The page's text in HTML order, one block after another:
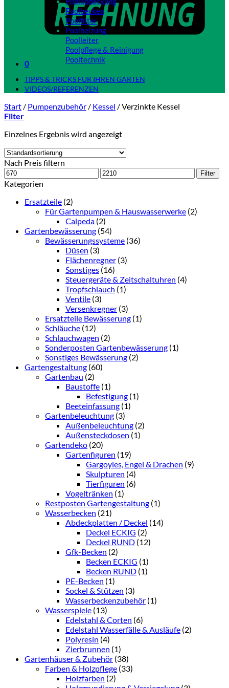
0
Poolbecken
Poolfilter
Poolheizung
Poolleiter
Poolpflege & Reinigung
Pooltechnik
TIPPS & TRICKS FÜR IHREN GARTEN
VIDEOS/REFERENZEN
Start / Pumpenzubehör / Kessel /Verzinkte Kessel
Filter
Einzelnes Ergebnis wird angezeigt
Nach Preis filtern
Min.
Preis
Max.
Preis
Filter
Kategorien
Ersatzteile (2)
Für Gartenpumpen & Hauswasserwerke (2)
Calpeda (2)
Gartenbewässerung (54)
Bewässerungssysteme (36)
Düsen (3)
Flächenregner (3)
Sonstiges (16)
Steuergeräte & Zeitschaltuhren (4)
Tropfschlauch (1)
Ventile (3)
Versenkregner (3)
Ersatzteile Bewässerung (1)
Schläuche (12)
Schlauchwagen (2)
Sonderposten Gartenbewässerung (1)
Sonstiges Bewässerung (2)
Gartengestaltung (60)
Gartenbau (2)
Baustoffe (1)
Befestigung (1)
Beeteinfassung (1)
Gartenbeleuchtung (3)
Außenbeleuchtung (2)
Außensteckdosen (1)
Gartendeko (20)
Gartenfiguren (19)
Gargoyles, Engel & Drachen (9)
Skulpturen (4)
Tierfiguren (6)
Vogeltränken (1)
Restposten Gartengestaltung (1)
Wasserbecken (21)
Abdeckplatten / Deckel (14)
Deckel ECKIG (2)
Deckel RUND (12)
Gfk-Becken (2)
Becken ECKIG (1)
Becken RUND (1)
PE-Becken (1)
Sockel & Stützen (3)
Wasserbeckenzubehör (1)
Wasserspiele (13)
Edelstahl & Corten (6)
Edelstahl Wasserfälle & Ausläufe (2)
Polyresin (4)
Zierbrunnen (1)
Gartenhäuser & Zubehör (38)
Farben & Holzpflege (33)
Holzfarben (2)